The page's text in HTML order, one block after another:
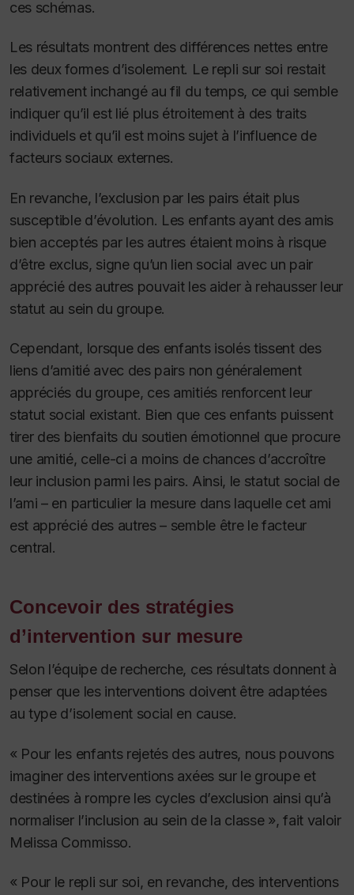
ces schémas.
Les résultats montrent des différences nettes entre
les deux formes d’isolement. Le repli sur soi restait
relativement inchangé au fil du temps, ce qui semble
indiquer qu’il est lié plus étroitement à des traits
individuels et qu’il est moins sujet à l’influence de
facteurs sociaux externes.
En revanche, l’exclusion par les pairs était plus
susceptible d’évolution. Les enfants ayant des amis
bien acceptés par les autres étaient moins à risque
d’être exclus, signe qu’un lien social avec un pair
apprécié des autres pouvait les aider à rehausser leur
statut au sein du groupe.
Cependant, lorsque des enfants isolés tissent des
liens d’amitié avec des pairs non généralement
appréciés du groupe, ces amitiés renforcent leur
statut social existant. Bien que ces enfants puissent
tirer des bienfaits du soutien émotionnel que procure
une amitié, celle-ci a moins de chances d’accroître
leur inclusion parmi les pairs. Ainsi, le statut social de
l’ami – en particulier la mesure dans laquelle cet ami
est apprécié des autres – semble être le facteur
central.
Concevoir des stratégies
d’intervention sur mesure
Selon l’équipe de recherche, ces résultats donnent à
penser que les interventions doivent être adaptées
au type d’isolement social en cause.
« Pour les enfants rejetés des autres, nous pouvons
imaginer des interventions axées sur le groupe et
destinées à rompre les cycles d’exclusion ainsi qu’à
normaliser l’inclusion au sein de la classe », fait valoir
Melissa Commisso.
« Pour le repli sur soi, en revanche, des interventions